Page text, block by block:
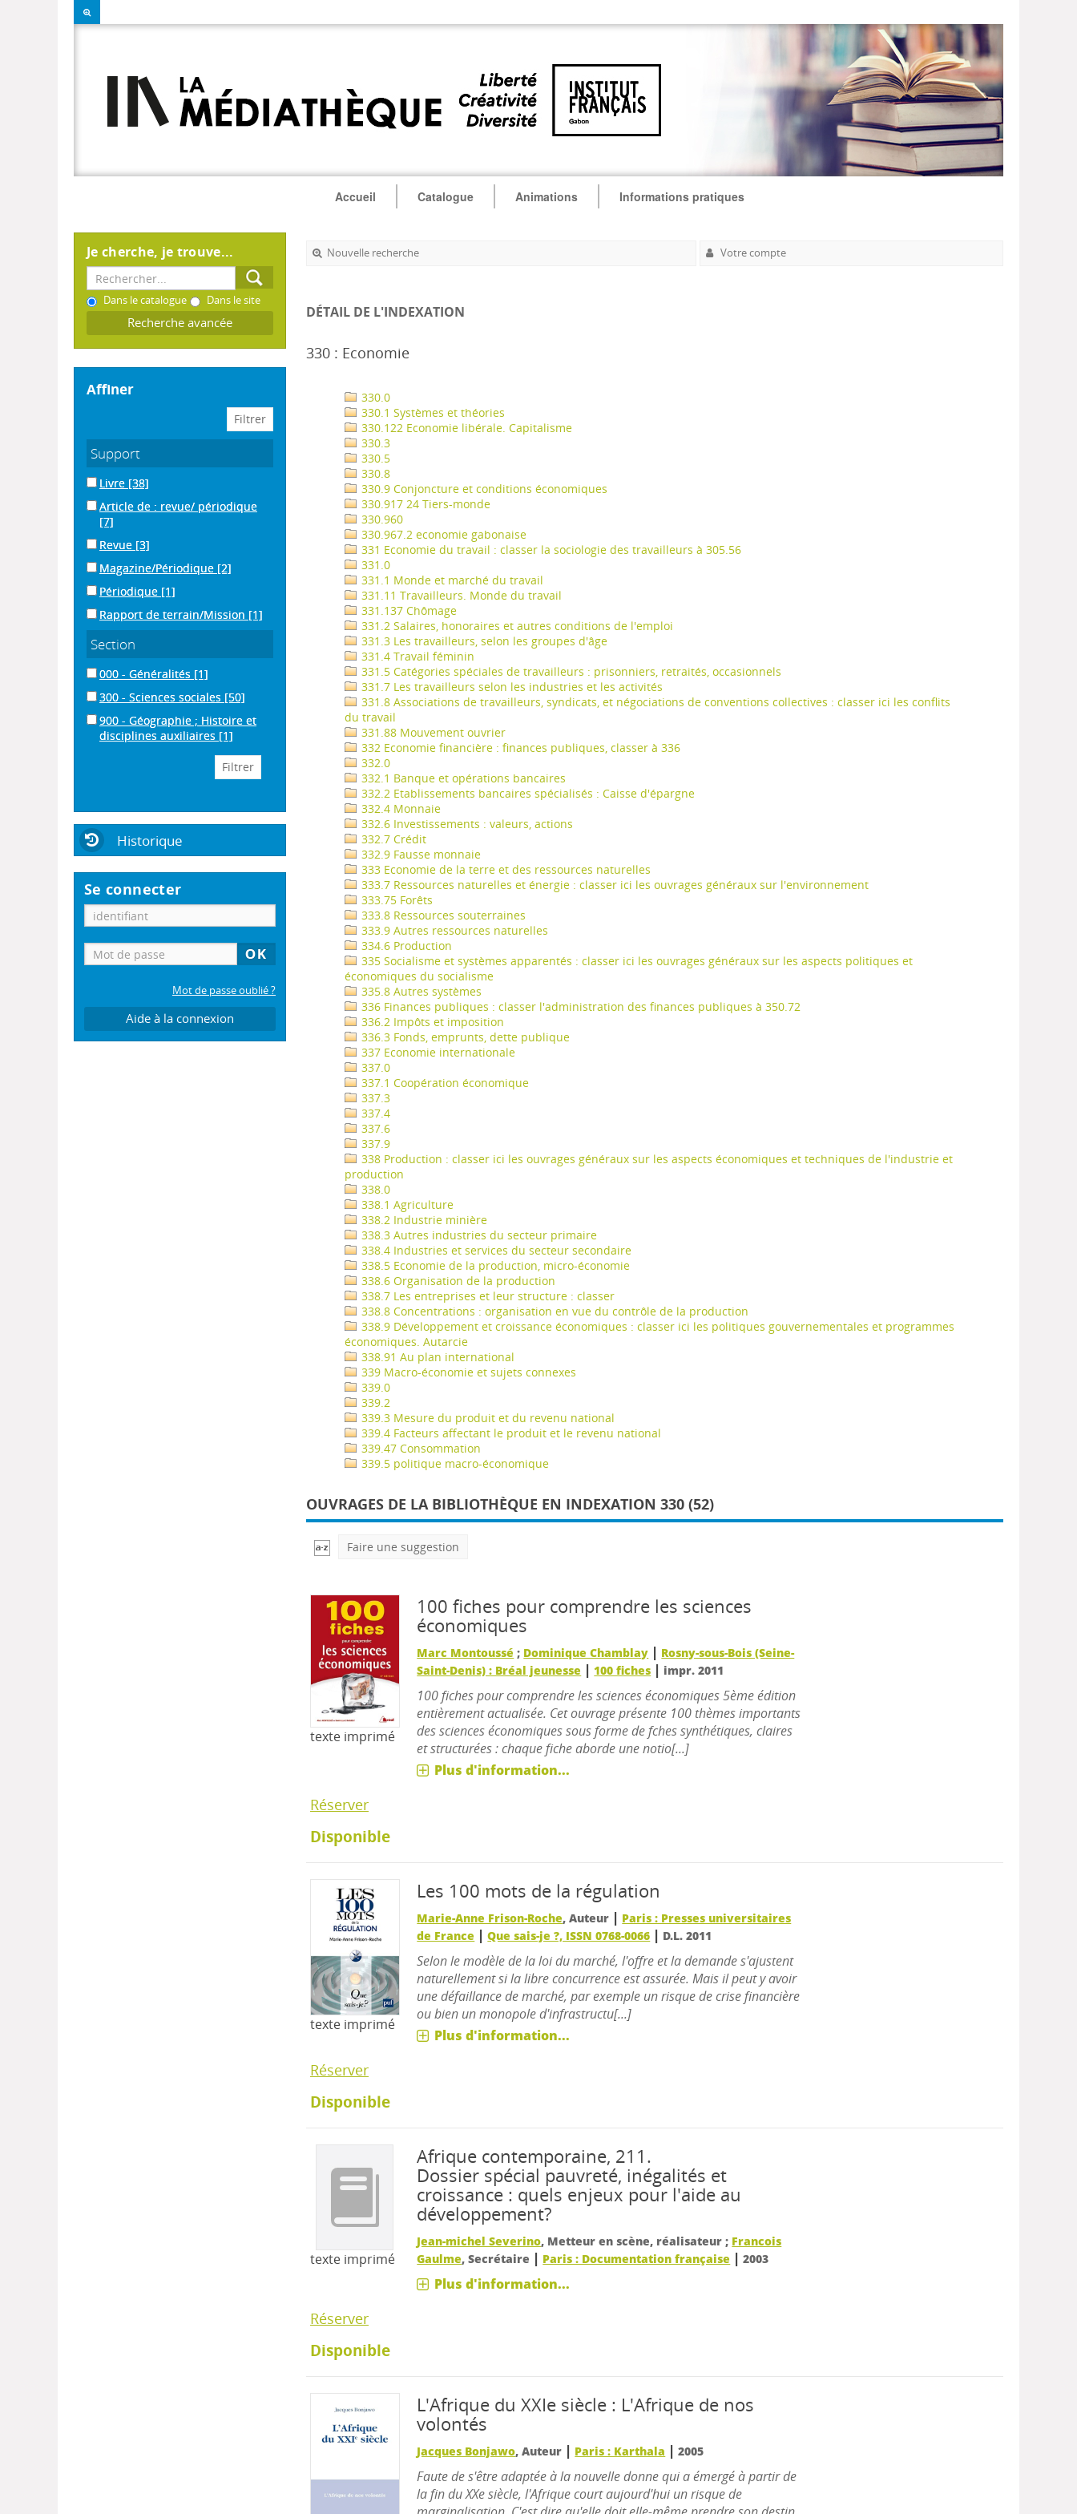
Accueil Catalogue Animations Informations pratiques
Je cherche, je trouve...
Dans le catalogue Dans le site
Recherche avancée
affiner
Support
Livre [38]
Article de : revue/ périodique
[7]
Revue [3]
Magazine/Périodique [2]
Périodique [1]
Rapport de terrain/Mission [1]
Section
000 - Généralités [1]
300 - Sciences sociales [50]
900 - Géographie ; Histoire et
disciplines auxiliaires [1]
Historique
Se connecter
Mot de passe oublié ?
Aide à la connexion
Nouvelle recherche Votre compte
DÉTAIL DE L'INDEXATION
330 : Economie
330.0
330.1 Systèmes et théories
330.122 Economie libérale. Capitalisme
330.3
330.5
330.8
330.9 Conjoncture et conditions économiques
330.917 24 Tiers-monde
330.960
330.967.2 economie gabonaise
331 Economie du travail : classer la sociologie des travailleurs à 305.56
331.0
331.1 Monde et marché du travail
331.11 Travailleurs. Monde du travail
331.137 Chômage
331.2 Salaires, honoraires et autres conditions de l'emploi
331.3 Les travailleurs, selon les groupes d'âge
331.4 Travail féminin
331.5 Catégories spéciales de travailleurs : prisonniers, retraités, occasionnels
331.7 Les travailleurs selon les industries et les activités
331.8 Associations de travailleurs, syndicats, et négociations de conventions collectives : classer ici les conflits
du travail
331.88 Mouvement ouvrier
332 Economie financière : finances publiques, classer à 336
332.0
332.1 Banque et opérations bancaires
332.2 Etablissements bancaires spécialisés : Caisse d'épargne
332.4 Monnaie
332.6 Investissements : valeurs, actions
332.7 Crédit
332.9 Fausse monnaie
333 Economie de la terre et des ressources naturelles
333.7 Ressources naturelles et énergie : classer ici les ouvrages généraux sur l'environnement
333.75 Forêts
333.8 Ressources souterraines
333.9 Autres ressources naturelles
334.6 Production
335 Socialisme et systèmes apparentés : classer ici les ouvrages généraux sur les aspects politiques et
économiques du socialisme
335.8 Autres systèmes
336 Finances publiques : classer l'administration des finances publiques à 350.72
336.2 Impôts et imposition
336.3 Fonds, emprunts, dette publique
337 Economie internationale
337.0
337.1 Coopération économique
337.3
337.4
337.6
337.9
338 Production : classer ici les ouvrages généraux sur les aspects économiques et techniques de l'industrie et
production
338.0
338.1 Agriculture
338.2 Industrie minière
338.3 Autres industries du secteur primaire
338.4 Industries et services du secteur secondaire
338.5 Economie de la production, micro-économie
338.6 Organisation de la production
338.7 Les entreprises et leur structure : classer
338.8 Concentrations : organisation en vue du contrôle de la production
338.9 Développement et croissance économiques : classer ici les politiques gouvernementales et programmes
économiques. Autarcie
338.91 Au plan international
339 Macro-économie et sujets connexes
339.0
339.2
339.3 Mesure du produit et du revenu national
339.4 Facteurs affectant le produit et le revenu national
339.47 Consommation
339.5 politique macro-économique
OUVRAGES DE LA BIBLIOTHÈQUE EN INDEXATION 330 (52)
Faire une suggestion
texte imprimé
100 fiches pour comprendre les sciences
économiques
Marc Montoussé ; Dominique Chamblay | Rosny-sous-Bois (Seine-
Saint-Denis) : Bréal jeunesse |100 fiches | impr. 2011
100 fiches pour comprendre les sciences économiques 5ème édition
entièrement actualisée. Cet ouvrage présente 100 thèmes importants
des sciences économiques sous forme de fches synthétiques, claires
et structurées : chaque fiche aborde une notio[...]
Plus d'information...
Réserver
Disponible
texte imprimé
Les 100 mots de la régulation
Marie-Anne Frison-Roche, Auteur | Paris : Presses universitaires
de France |Que sais-je ?, ISSN 0768-0066 | D.L. 2011
Selon le modèle de la loi du marché, l'offre et la demande s'ajustent
naturellement si la libre concurrence est assurée. Mais il peut y avoir
une défaillance de marché, par exemple un risque de crise financière
ou bien un monopole d'infrastructu[...]
Plus d'information...
Réserver
Disponible
texte imprimé
Afrique contemporaine, 211.
Dossier spécial pauvreté, inégalités et
croissance : quels enjeux pour l'aide au
développement?
Jean-michel Severino, Metteur en scène, réalisateur ; Francois
Gaulme, Secrétaire | Paris : Documentation française |2003
Plus d'information...
Réserver
Disponible
L'Afrique du XXIe siècle : L'Afrique de nos
volontés
Jacques Bonjawo, Auteur | Paris : Karthala |2005
Faute de s'être adaptée à la nouvelle donne qui a émergé à partir de
la fin du XXe siècle, l'Afrique court aujourd'hui un risque de